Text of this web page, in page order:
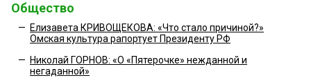
Общество
— Елизавета КРИВОЩЕКОВА: «Что стало причиной?»
Омская культура рапортует Президенту РФ
— Николай ГОРНОВ: «О «Пятерочке» нежданной и
негаданной»